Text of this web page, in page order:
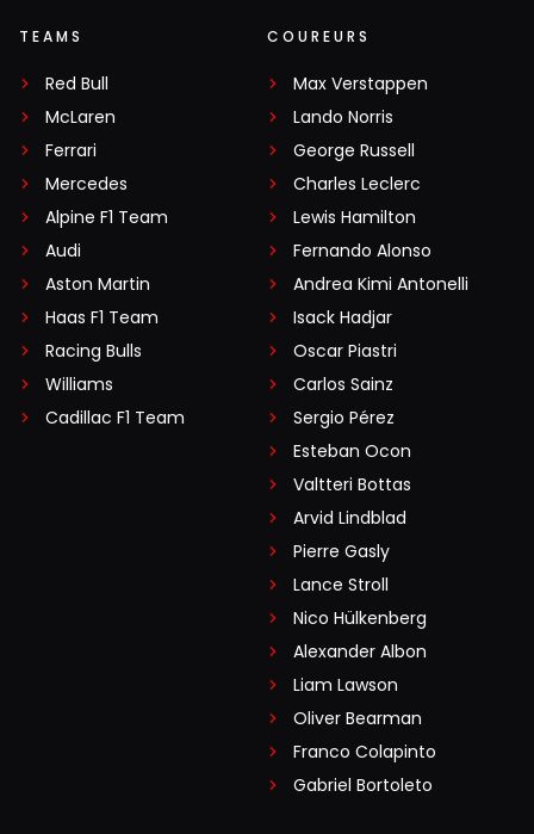
TEAMS
Red Bull
McLaren
Ferrari
Mercedes
Alpine F1 Team
Audi
Aston Martin
Haas F1 Team
Racing Bulls
Williams
Cadillac F1 Team
COUREURS
Max Verstappen
Lando Norris
George Russell
Charles Leclerc
Lewis Hamilton
Fernando Alonso
Andrea Kimi Antonelli
Isack Hadjar
Oscar Piastri
Carlos Sainz
Sergio Pérez
Esteban Ocon
Valtteri Bottas
Arvid Lindblad
Pierre Gasly
Lance Stroll
Nico Hülkenberg
Alexander Albon
Liam Lawson
Oliver Bearman
Franco Colapinto
Gabriel Bortoleto